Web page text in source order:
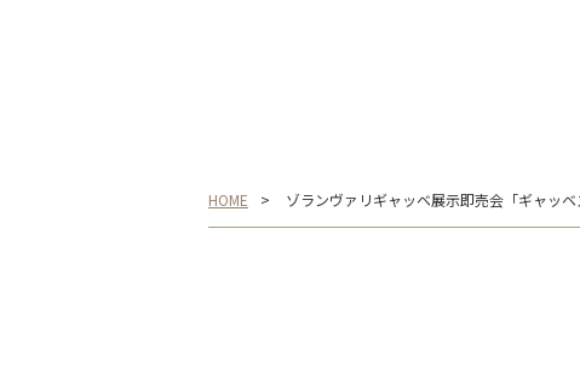
HOME ゾランヴァリギャッベ展示即売会「ギャッ